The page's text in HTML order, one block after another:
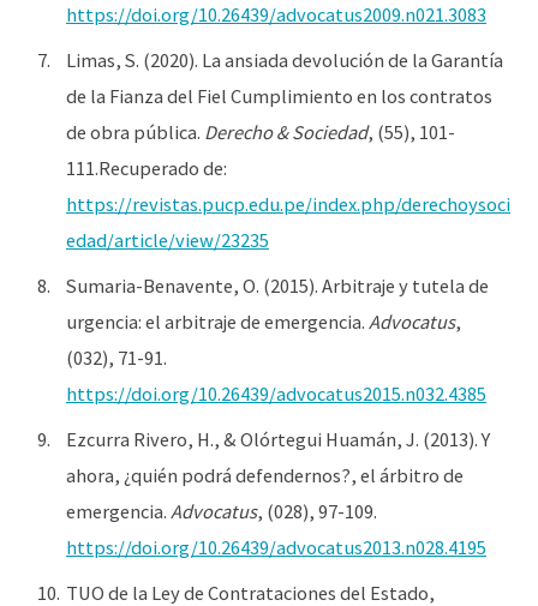
https://doi.org/10.26439/advocatus2009.n021.3083
Limas, S. (2020). La ansiada devolución de la Garantía
de la Fianza del Fiel Cumplimiento en los contratos
de obra pública. Derecho & Sociedad, (55), 101-
111.Recuperado de:
https://revistas.pucp.edu.pe/index.php/derechoysoci
edad/article/view/23235
Sumaria-Benavente, O. (2015). Arbitraje y tutela de
urgencia: el arbitraje de emergencia. Advocatus,
(032), 71-91.
https://doi.org/10.26439/advocatus2015.n032.4385
Ezcurra Rivero, H., & Olórtegui Huamán, J. (2013). Y
ahora, ¿quién podrá defendernos?, el árbitro de
emergencia. Advocatus, (028), 97-109.
https://doi.org/10.26439/advocatus2013.n028.4195
TUO de la Ley de Contrataciones del Estado,